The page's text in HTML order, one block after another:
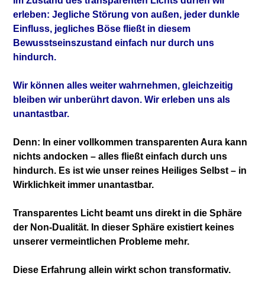
erleben: Jegliche Störung von außen, jederdunkle
Einfluss, jegliches Böse fließt indiesem
Bewusstseinszustand einfach nur durch uns
hindurch.
Wir können alles weiter wahrnehmen, gleichzeitig
bleiben wir unberührt davon. Wir erleben unsals
unantastbar.
Denn: In einer vollkommen transparenten Aura kann
nichts andocken – alles fließt einfach durch uns
hindurch. Es ist wie unser reines HeiligesSelbst – in
Wirklichkeit immer unantastbar.
Transparentes Licht beamt uns direkt in dieSphäre
der Non-Dualität. In dieser Sphäreexistiert keines
unserer vermeintlichen Probleme mehr.
Diese Erfahrung allein wirkt schon transformativ.